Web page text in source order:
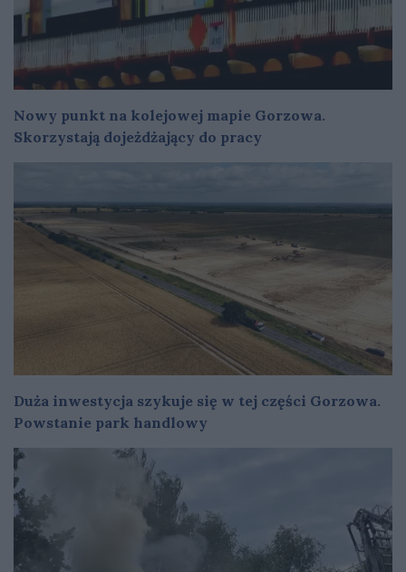
Nowy punkt na kolejowej mapie Gorzowa.
Skorzystają dojeżdżający do pracy
Duża inwestycja szykuje się w tej części Gorzowa.
Powstanie park handlowy